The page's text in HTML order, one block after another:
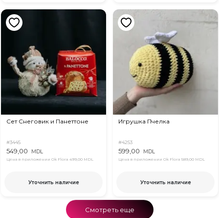
Сет Снеговик и Панеттоне
#3445
549,00 MDL
Цена в приложении Ok Flora 499,00 MDL
Уточнить наличие
Игрушка Пчелка
#4253
599,00 MDL
Цена в приложении Ok Flora 589,00 MDL
Уточнить наличие
Смотреть еще